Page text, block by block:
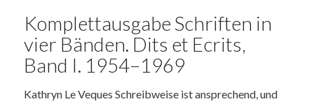
Komplettausgabe Schriften in
vier Bänden. Dits et Ecrits,
Band I. 1954–1969
Kathryn Le Veques Schreibweise ist ansprechend, und